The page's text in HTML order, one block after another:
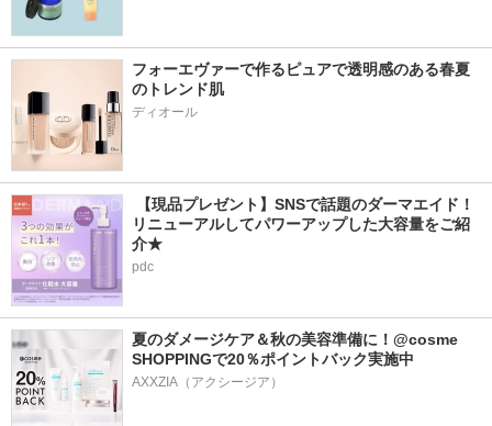
フォーエヴァーで作るピュアで透明感のある春夏
のトレンド肌
ディオール
【現品プレゼント】SNSで話題のダーマエイド！
リニューアルしてパワーアップした大容量をご紹
介★
pdc
夏のダメージケア＆秋の美容準備に！@cosme
SHOPPINGで20％ポイントバック実施中